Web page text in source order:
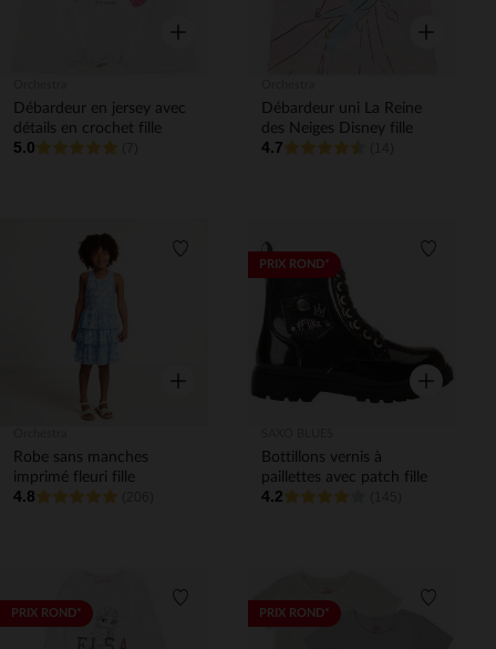
Aperçu rapide
Débardeur en jersey avec
détails en crochet fille
5.0
Aperçu
Débardeur uni La Reine
des Neiges Disney fille
4.7
Liste de souhaits
Aperçu rapide
Robe sans manches
imprimé fleuri fille
4.8
PRIX ROND*
Aperçu
Bottillons vernis à
paillettes avec patch fille
4.2
PRIX ROND* Liste de souhaits
PRIX ROND*